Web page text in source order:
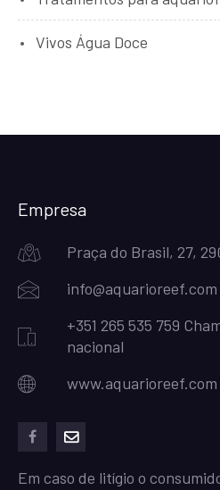
Vivos Água Doce
Empresa
Praça do Brasil, 27,
info@aquarioreef.com
+351 265 535 759
nacional
www.aquarioreef.com
Em caso de litígio o